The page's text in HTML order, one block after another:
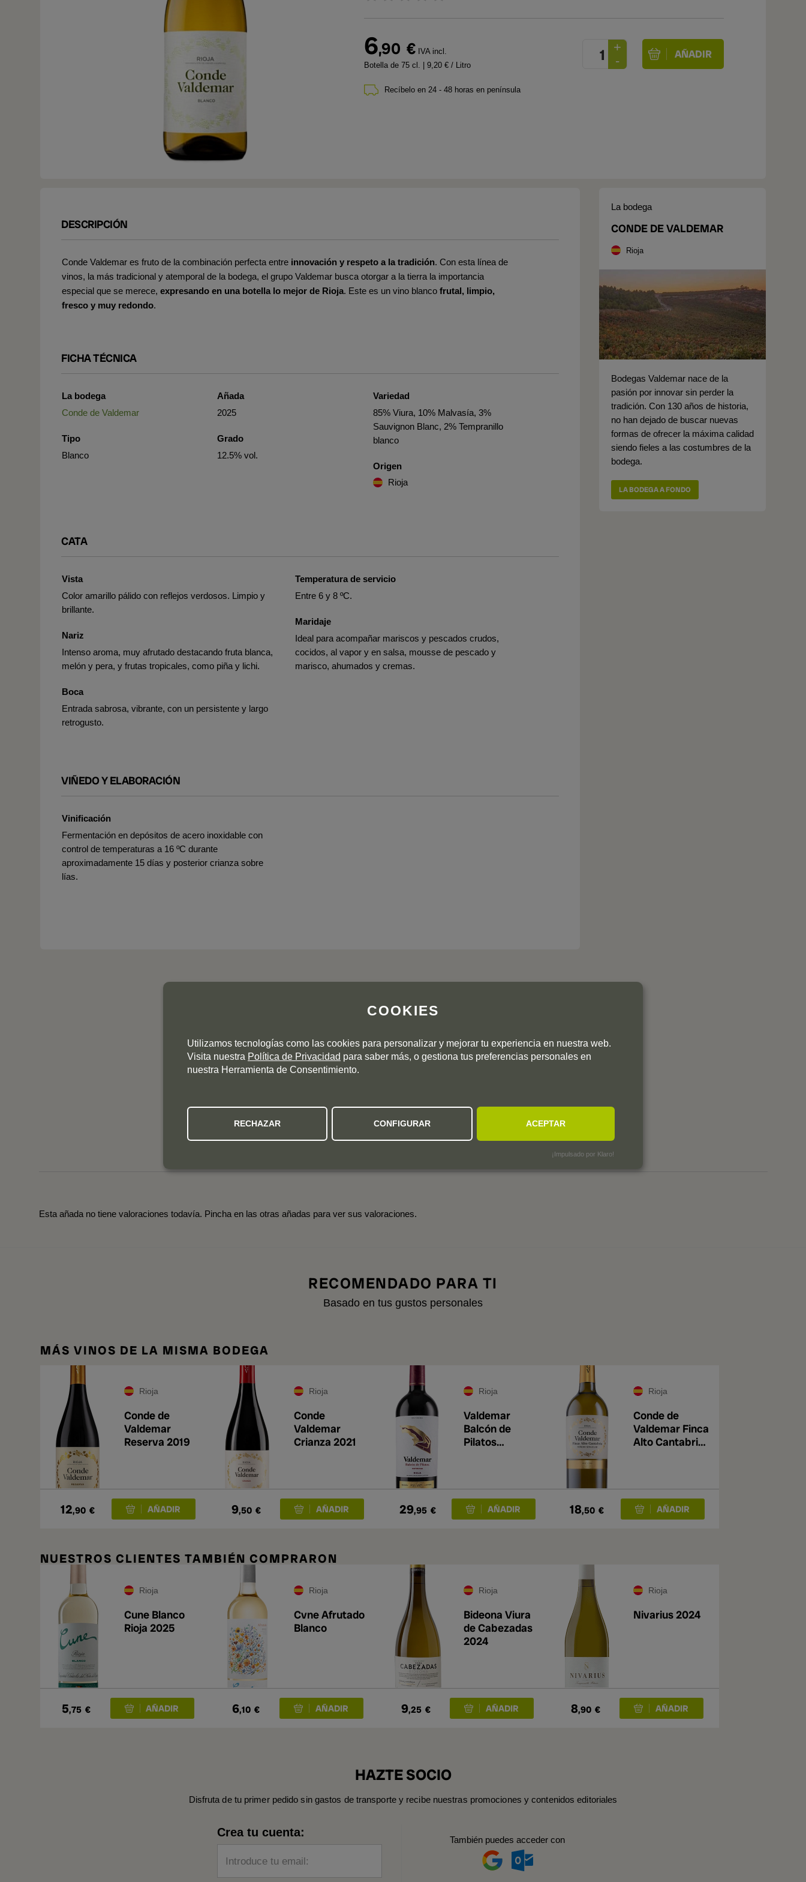
6,90 € IVA incl.
Botella de 75 cl. | 9,20 € / Litro
Recíbelo en 24 - 48 horas en península
DESCRIPCIÓN
Conde Valdemar es fruto de la combinación perfecta entre innovación y respeto a la tradición. Con esta línea de
vinos, la más tradicional y atemporal de la bodega, el grupo Valdemar busca otorgar a la tierra la importancia
especial que se merece, expresando en una botella lo mejor de Rioja. Este es un vino blanco frutal, limpio,
fresco y muy redondo.
FICHA TÉCNICA
La bodega
Conde de Valdemar
Tipo
Blanco
Añada
2025
Grado
12.5% vol.
Variedad
85% Viura, 10% Malvasía, 3%
Sauvignon Blanc, 2% Tempranillo
blanco
Origen
Rioja
CATA
Vista
Color amarillo pálido con reflejos verdosos. Limpio y
brillante.
Nariz
Intenso aroma, muy afrutado destacando fruta blanca,
melón y pera, y frutas tropicales, como piña y lichi.
Boca
Entrada sabrosa, vibrante, con un persistente y largo
retrogusto.
Temperatura de servicio
Entre 6 y 8 ºC.
Maridaje
Ideal para acompañar mariscos y pescados crudos,
cocidos, al vapor y en salsa, mousse de pescado y
marisco, ahumados y cremas.
VIÑEDO Y ELABORACIÓN
Vinificación
Fermentación en depósitos de acero inoxidable con
control de temperaturas a 16 ºC durante
aproximadamente 15 días y posterior crianza sobre
lías.
La bodega
CONDE DE VALDEMAR
Rioja
Bodegas Valdemar nace de la
pasión por innovar sin perder la
tradición. Con 130 años de historia,
no han dejado de buscar nuevas
formas de ofrecer la máxima calidad
siendo fieles a las costumbres de la
bodega.
LA BODEGA A FONDO
3
0
2
0
Esta añada no tiene valoraciones todavía. Pincha en las otras añadas para ver sus valoraciones.
RECOMENDADO PARA TI
Basado en tus gustos personales
MÁS VINOS DE LA MISMA BODEGA
Rioja
Conde de
Valdemar
Reserva 2019
12,90 €
Rioja
Conde
Valdemar
Crianza 2021
9,50 €
Rioja
Valdemar
Balcón de
Pilatos
29,95 €
Rioja
Conde de
Valdemar Finca
Alto Cantabria
18,50 €
NUESTROS CLIENTES TAMBIÉN COMPRARON
Rioja
Cune Blanco
Rioja 2025
5,75 €
Rioja
Cvne Afrutado
Blanco
6,10 €
Rioja
Bideona Viura
de Cabezadas
2024
9,25 €
Rioja
Nivarius 2024
8,90 €
HAZTE SOCIO
Disfruta de tu primer pedido sin gastos de transporte y recibe nuestras promociones y contenidos editoriales
Crea tu cuenta:
Introduce tu email:
También puedes acceder con
COOKIES
Utilizamos tecnologías como las cookies para personalizar y mejorar tu experiencia en nuestra web.
Visita nuestra Política de Privacidad para saber más, o gestiona tus preferencias personales en
nuestra Herramienta de Consentimiento.
RECHAZAR CONFIGURAR ACEPTAR
¡Impulsado por Klaro!